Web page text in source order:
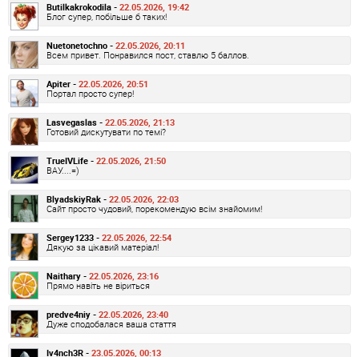
Butilkakrokodila - 22.05.2026, 19:42
Блог супер, побільше б таких!
Nuetonetochno - 22.05.2026, 20:11
Всем привет. Понравился пост, ставлю 5 баллов.
Apiter - 22.05.2026, 20:51
Портал просто супер!
Lasvegaslas - 22.05.2026, 21:13
Готовий дискутувати по темі?
TrueIVLife - 22.05.2026, 21:50
ВАУ....=)
BlyadskiyRak - 22.05.2026, 22:03
Сайт просто чудовий, порекомендую всім знайомим!
Sergey1233 - 22.05.2026, 22:54
Дякую за цікавий матеріал!
Naithary - 22.05.2026, 23:16
Прямо навіть не віриться
predve4niy - 22.05.2026, 23:40
Дуже сподобалася ваша стаття
Iv4nch3R - 23.05.2026, 00:13